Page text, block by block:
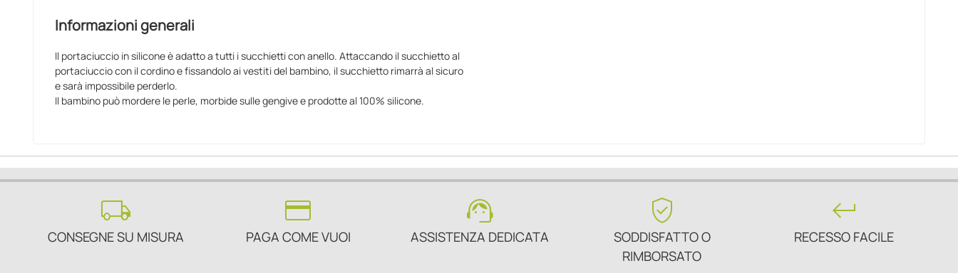
Informazioni generali
Il portaciuccio in silicone è adatto a tutti i succhietti con anello. Attaccando il succhietto al
portaciuccio con il cordino e fissandolo ai vestiti del bambino, il succhietto rimarrà al sicuro
e sarà impossibile perderlo.
Il bambino può mordere le perle, morbide sulle gengive e prodotte al 100% silicone.
local_shipping
CONSEGNE SU MISURA
credit_card
PAGA COME VUOI
support_agent
ASSISTENZA DEDICATA
verified_user
SODDISFATTO O
RIMBORSATO
keyboard_return
RECESSO FACILE